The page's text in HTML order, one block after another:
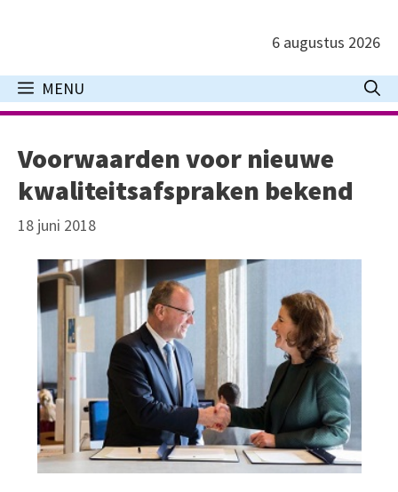
inhoud
6 augustus 2026
MENU
Voorwaarden voor nieuwe
kwaliteitsafspraken bekend
18 juni 2018